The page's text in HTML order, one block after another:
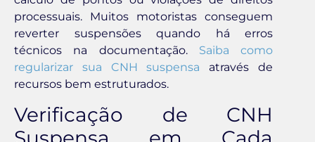
processuais. Muitos motoristas conseguem
reverter suspensões quando há erros
técnicos na documentação. Saiba como
regularizar sua CNH suspensa através de
recursos bem estruturados.
Verificação de CNH